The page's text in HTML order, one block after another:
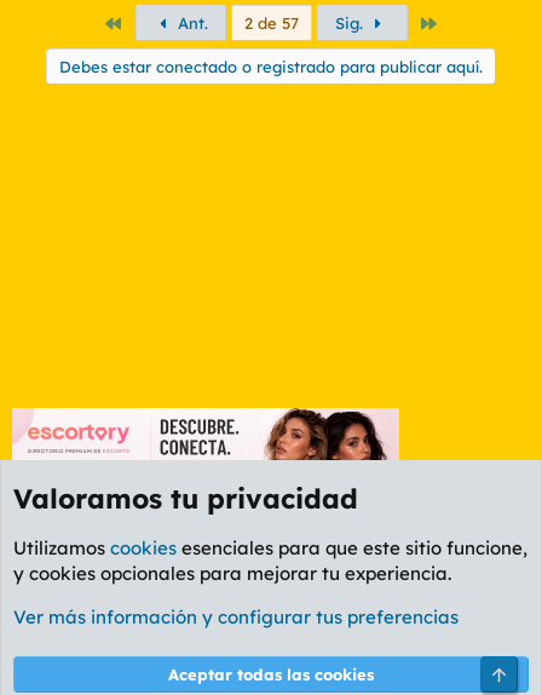
PrimeroAnt. 2 de 57 Sig.
Debes estar conectado o registrado para publicar aquí.
Andalucía
Cookies
PL OLDSTYLE AMARILLO
Términos y reglas Política de privacidad Ayuda
Valoramos tu privacidad
Utilizamos cookies esenciales para que este sitio funcione,
y cookies opcionales para mejorar tu experiencia.
Ver más información y configurar tus preferencias
Aceptar todas las cookies